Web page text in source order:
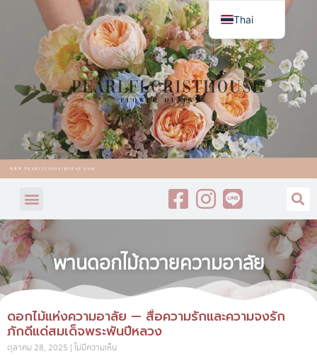
พานดอกไม้ถวายความอาลัย
ดอกไม้แห่งความอาลัย — สื่อความรักและความจงรัก
ภักดีแด่สมเด็จพระพันปีหลวง
ตุลาคม 28, 2025 ไม่มีความเห็น
Thai
English